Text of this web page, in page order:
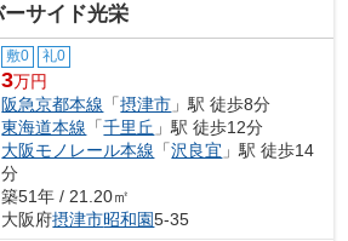
ーサイド光栄
敷0 礼0
3万円
阪急京都本線 「摂津市 」駅 徒歩8分
東海道本線 「千里丘 」駅 徒歩12分
大阪モノレール本線 「沢良宜 」駅 徒歩14
分
築51年 / 21.20㎡
大阪府摂津市昭和園5-35